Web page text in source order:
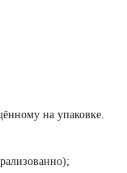
на упаковке.